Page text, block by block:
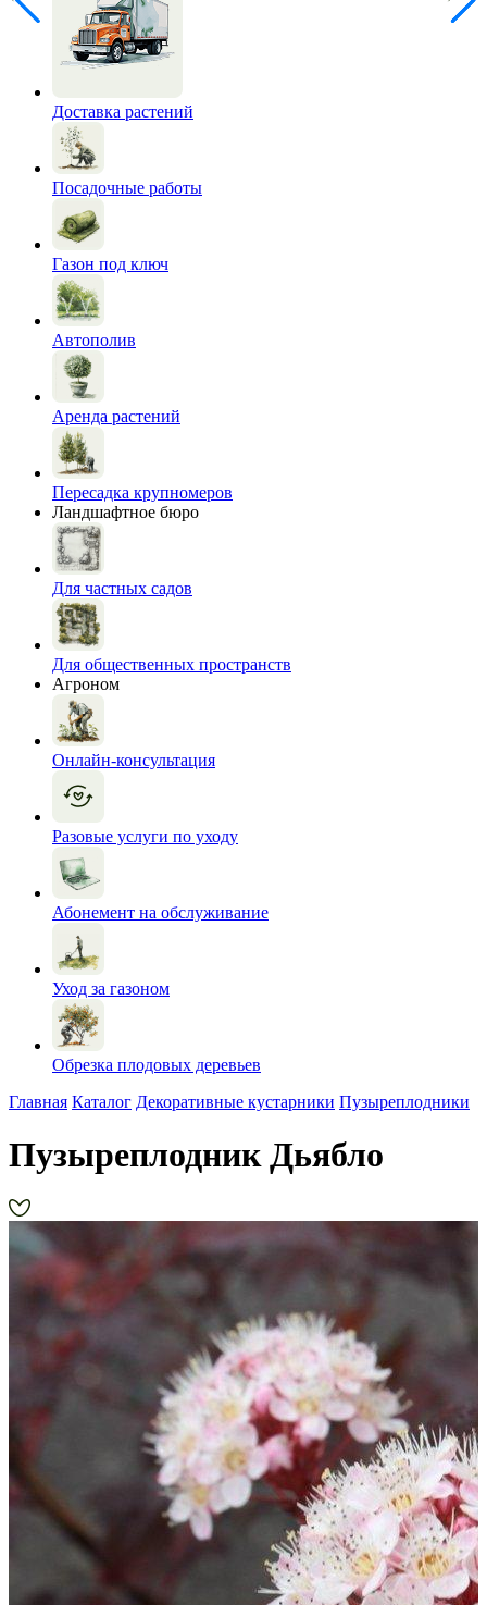
Доставка растений
Посадочные работы
Газон под ключ
Автополив
Аренда растений
Пересадка крупномеров
Ландшафтное бюро
Для частных садов
Для общественных пространств
Агроном
Онлайн-консультация
Разовые услуги по уходу
Абонемент на обслуживание
Уход за газоном
Обрезка плодовых деревьев
Главная Каталог Декоративные кустарники Пузыреплодники
Пузыреплодник Дьябло